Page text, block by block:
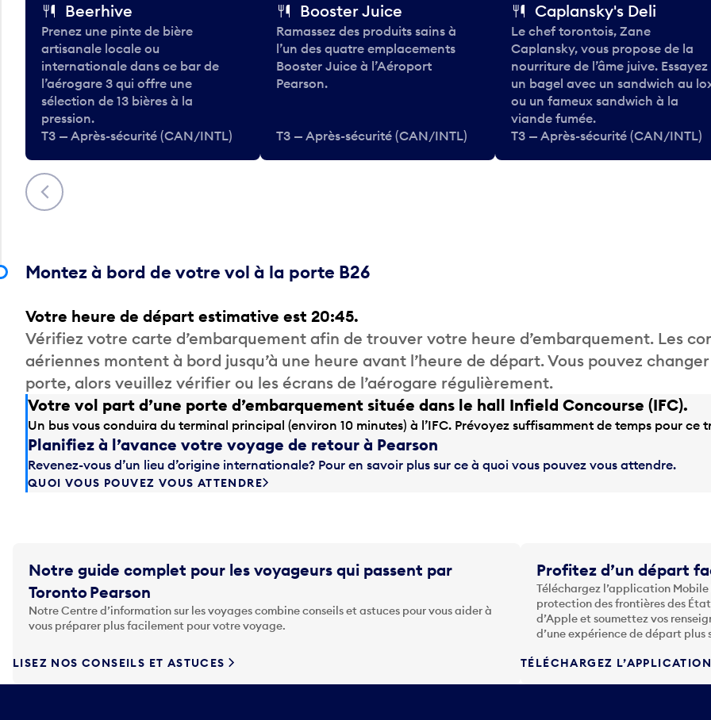
Précédent
Beerhive
Prenez une pinte de bière
artisanale locale ou
internationale dans ce bar de
l’aérogare 3 qui offre une
sélection de 13 bières à la
pression.
T3 — Après-sécurité (CAN/INTL)
Booster Juice
Ramassez des produits sains à
l’un des quatre emplacements
Booster Juice à l’Aéroport
Pearson.
T3 — Après-sécurité (CAN/INTL)
Caplansky's Deli
Le chef torontois, Zane
Caplansky, vous propose de la
nourriture de l’âme juive. Essayez
un bagel avec un sandwich au
ou un fameux sandwich à la
viande fumée.
T3 — Après-sécurité (CAN/INTL)
Montez à bord de votre vol à la porte B26
Votre heure de départ estimative est 20:45.
Vérifiez votre carte d’embarquement afin de trouver votre heure d’embarquement. Les
aériennes montent à bord jusqu’à une heure avant l’heure de départ. Vous pouvez
porte, alors veuillez vérifier ou les écrans de l’aérogare régulièrement.
Votre vol part d’une porte d’embarquement située dans le hall Infield Concourse (IFC).
Un bus vous conduira du terminal principal (environ 10 minutes) à l’IFC. Prévoyez suffisamment de temps pour ce
Planifiez à l’avance votre voyage de retour à Pearson
Revenez-vous d’un lieu d’origine internationale? Pour en savoir plus sur ce à quoi vous pouvez vous attendre.
QUOI VOUS POUVEZ VOUS ATTENDRE
Notre guide complet pour les voyageurs qui passent par
Toronto Pearson
Notre Centre d’information sur les voyages combine conseils et astuces pour vous aider à
vous préparer plus facilement pour votre voyage.
LISEZ NOS CONSEILS ET ASTUCES
Profitez d’un départ
Téléchargez l’application
protection des frontières des
d’Apple et soumettez vos
d’une expérience de départ plus
TÉLÉCHARGEZ L’APPLICATION